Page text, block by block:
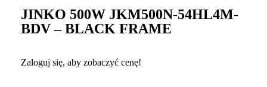
JINKO 500W JKM500N-54HL4M-
BDV – BLACK FRAME
Zaloguj się, aby zobaczyć cenę!